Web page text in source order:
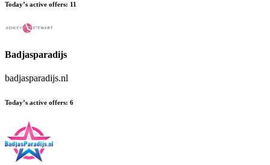
Today’s active offers: 11
Badjasparadijs
badjasparadijs.nl
Today’s active offers: 6